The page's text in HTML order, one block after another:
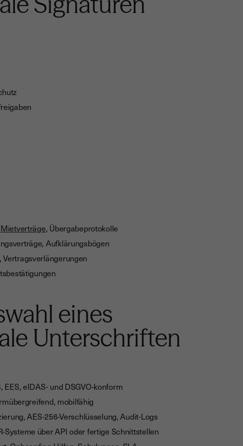
Mietverträge, Übergabeprotokolle
Aufklärungsbögen
eines
Unterschriften
EES, eIDAS- und DSGVO-konform
mobilfähig
AES-256-Verschlüsselung, Audit-Logs
Systeme über API oder fertige Schnittstellen